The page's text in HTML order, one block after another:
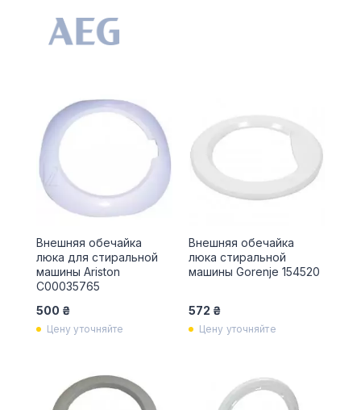
Внешняя обечайка
люка для стиральной
машины Ariston
C00035765
500 ₴
Цену уточняйте
Внешняя обечайка
люка стиральной
машины Gorenje 154520
572 ₴
Цену уточняйте